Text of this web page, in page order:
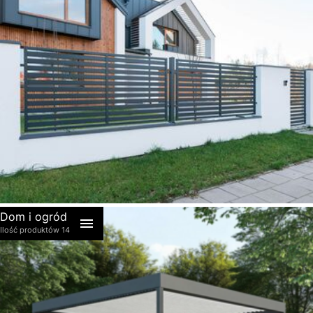
akcesoria
Dom i ogród
Ilość produktów 14